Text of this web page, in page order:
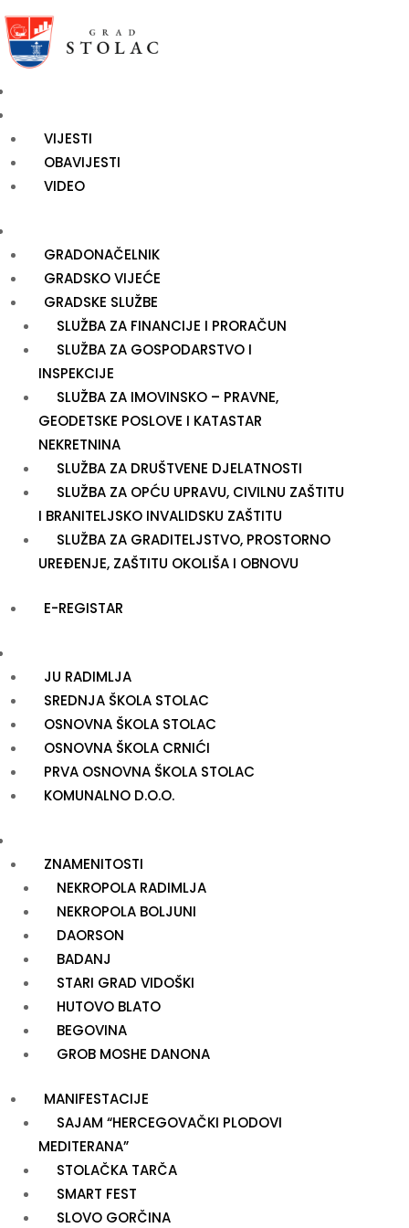
VIJESTI
OBAVIJESTI
VIDEO
GRADONAČELNIK
GRADSKO VIJEĆE
GRADSKE SLUŽBE
SLUŽBA ZA FINANCIJE I PRORAČUN
SLUŽBA ZA GOSPODARSTVO I
INSPEKCIJE
SLUŽBA ZA IMOVINSKO – PRAVNE,
GEODETSKE POSLOVE I KATASTAR
NEKRETNINA
SLUŽBA ZA DRUŠTVENE DJELATNOSTI
SLUŽBA ZA OPĆU UPRAVU, CIVILNU ZAŠTITU
I BRANITELJSKO INVALIDSKU ZAŠTITU
SLUŽBA ZA GRADITELJSTVO, PROSTORNO
UREĐENJE, ZAŠTITU OKOLIŠA I OBNOVU
E-REGISTAR
JU RADIMLJA
SREDNJA ŠKOLA STOLAC
OSNOVNA ŠKOLA STOLAC
OSNOVNA ŠKOLA CRNIĆI
PRVA OSNOVNA ŠKOLA STOLAC
KOMUNALNO D.O.O.
ZNAMENITOSTI
NEKROPOLA RADIMLJA
NEKROPOLA BOLJUNI
DAORSON
BADANJ
STARI GRAD VIDOŠKI
HUTOVO BLATO
BEGOVINA
GROB MOSHE DANONA
MANIFESTACIJE
SAJAM “HERCEGOVAČKI PLODOVI
MEDITERANA”
STOLAČKA TARČA
SMART FEST
SLOVO GORČINA